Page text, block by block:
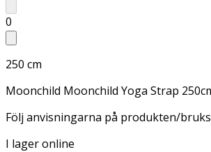
0
250 cm
Moonchild Moonchild Yoga Strap
Följ anvisningarna på produkten/
I lager online